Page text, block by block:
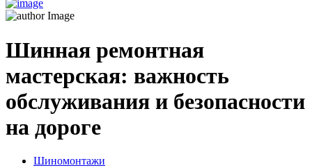
Шинная ремонтная
мастерская: важность
обслуживания и безопасности
на дороге
Шиномонтажи